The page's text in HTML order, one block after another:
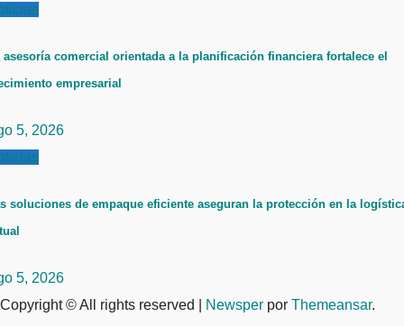
asesoría comercial orientada a la planificación financiera fortalece el
empresarial
5, 2026
soluciones de empaque eficiente aseguran la protección en la
5, 2026
Copyright © All rights reserved
Newsper por Themeansar.